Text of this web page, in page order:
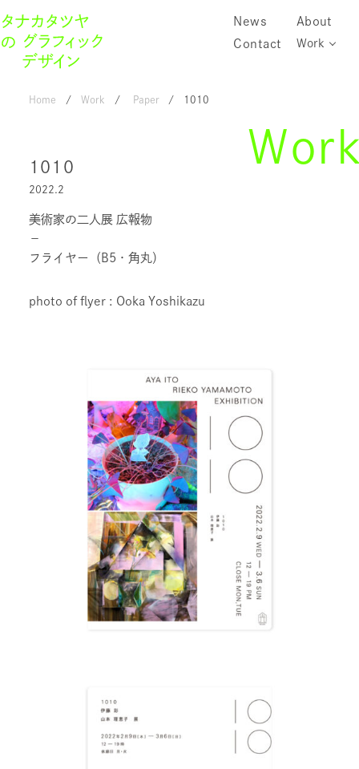
News
About
Contact
Work
Home Work Paper 1010
1010
2022.2
美術家の二人展 広報物
－
フライヤー（B5・角丸）
photo of flyer : Ooka Yoshikazu